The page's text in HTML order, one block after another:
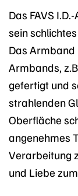
Das FAVS
sein
Das
Armbands,
gefertigt und
strahlenden
Oberfläche
angenehmes
Verarbeitung
und Liebe